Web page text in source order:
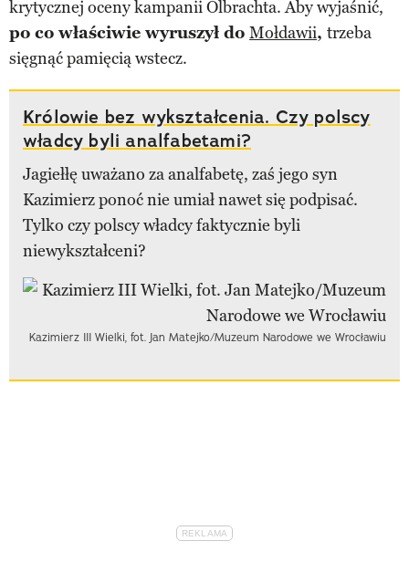
krytycznej oceny kampanii Olbrachta. Aby wyjaśnić,
po co właściwie wyruszył do Mołdawii, trzeba
sięgnąć pamięcią wstecz.
Królowie bez wykształcenia. Czy polscy
władcy byli analfabetami?
Jagiełłę uważano za analfabetę, zaś jego syn
Kazimierz ponoć nie umiał nawet się podpisać.
Tylko czy polscy władcy faktycznie byli
niewykształceni?
Kazimierz III Wielki, fot. Jan Matejko/Muzeum Narodowe we Wrocławiu